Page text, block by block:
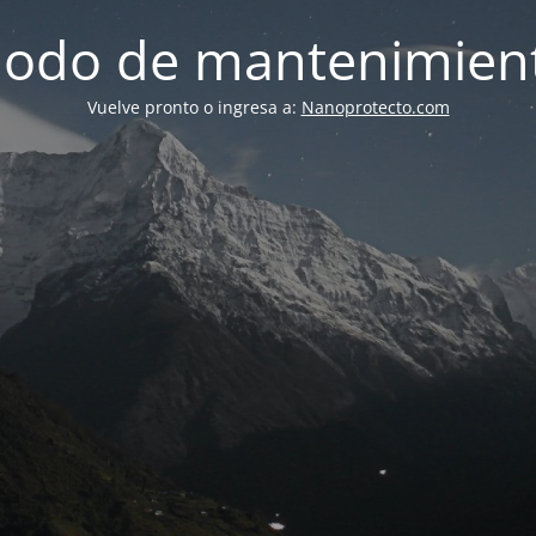
de
Vuelve pronto o ingresa a: Nanoprotecto.com